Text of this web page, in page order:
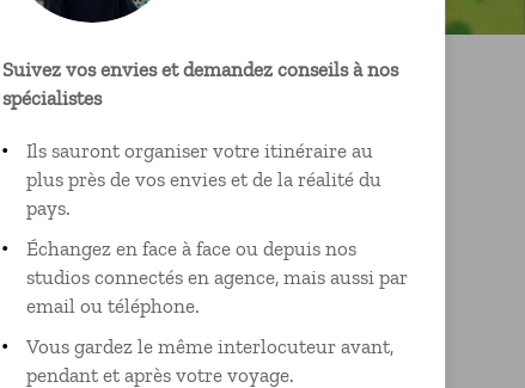
Suivez vos envies et demandez conseils à nos
spécialistes
Ils sauront organiser votre itinéraire au
plus près de vos envies et de la réalité du
pays.
Échangez en face à face ou depuis nos
studios connectés en agence, mais aussi par
email ou téléphone.
Vous gardez le même interlocuteur avant,
pendant et après votre voyage.